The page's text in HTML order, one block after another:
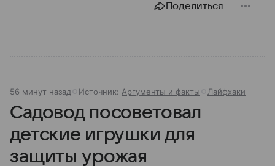
Поделиться
56 минут назад Источник: Аргументы и факты Лайфхаки
Садовод посоветовал
детские игрушки для
защиты урожая